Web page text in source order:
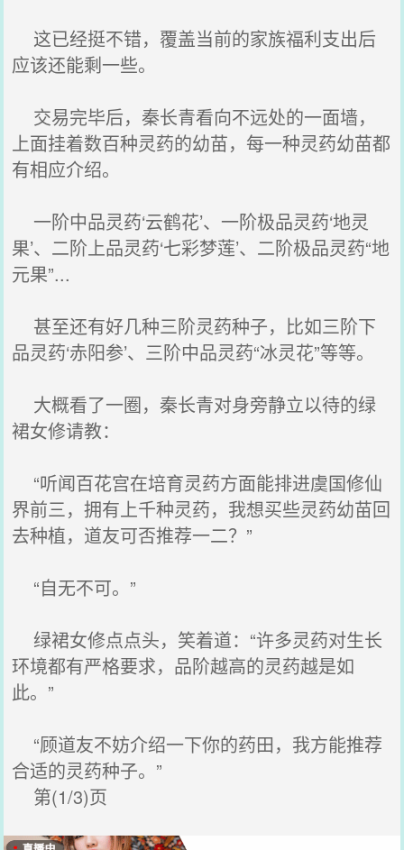
这已经挺不错，覆盖当前的家族福利支出后
应该还能剩一些。
交易完毕后，秦长青看向不远处的一面墙，
上面挂着数百种灵药的幼苗，每一种灵药幼苗都
有相应介绍。
一阶中品灵药‘云鹤花’、一阶极品灵药‘地灵
果’、二阶上品灵药‘七彩梦莲’、二阶极品灵药“地
元果”...
甚至还有好几种三阶灵药种子，比如三阶下
品灵药‘赤阳参’、三阶中品灵药“冰灵花”等等。
大概看了一圈，秦长青对身旁静立以待的绿
裙女修请教：
“听闻百花宫在培育灵药方面能排进虞国修仙
界前三，拥有上千种灵药，我想买些灵药幼苗回
去种植，道友可否推荐一二？”
“自无不可。”
绿裙女修点点头，笑着道：“许多灵药对生长
环境都有严格要求，品阶越高的灵药越是如
此。”
“顾道友不妨介绍一下你的药田，我方能推荐
合适的灵药种子。”
第(1/3)页